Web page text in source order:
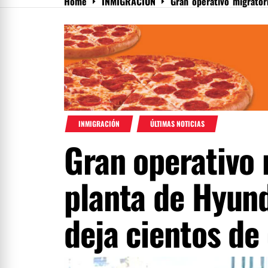
Menu
INMIGRACIÓN ÚLTIMAS NOTICIAS
Gran
planta de
deja cientos